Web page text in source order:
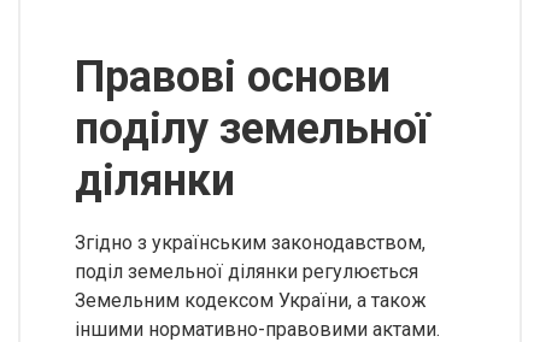
Правові основи
поділу земельної
ділянки
Згідно з українським законодавством,
поділ земельної ділянки регулюється
Земельним кодексом України, а також
іншими нормативно-правовими актами.